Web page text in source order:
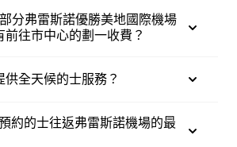
分弗雷斯諾優勝美地國際機場
前往市中心的劃一收費？
供全天候的士服務？
約的士往返弗雷斯諾機場的最